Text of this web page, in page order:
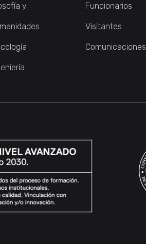
y Funcionarios
Visitantes
Comunicaciones